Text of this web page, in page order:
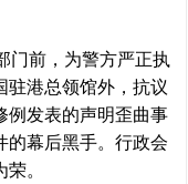
门前，为警方严正执
驻港总领馆外，抗议
例发表的声明歪曲事
的幕后黑手。行政会
。